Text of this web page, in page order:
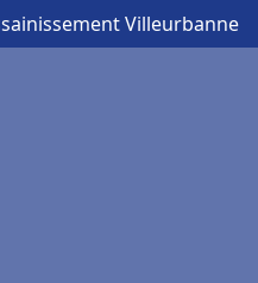
Villeurbanne